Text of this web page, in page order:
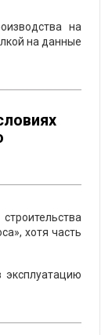
на
на данные
хотя часть